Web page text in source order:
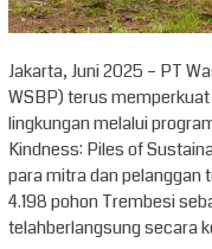
Jakarta, Juni 2025 – PT
WSBP) terus
lingkungan melalui
Kindness: Piles of
para mitra dan pelanggan
4.198 pohon Trembesi
telahberlangsung secara